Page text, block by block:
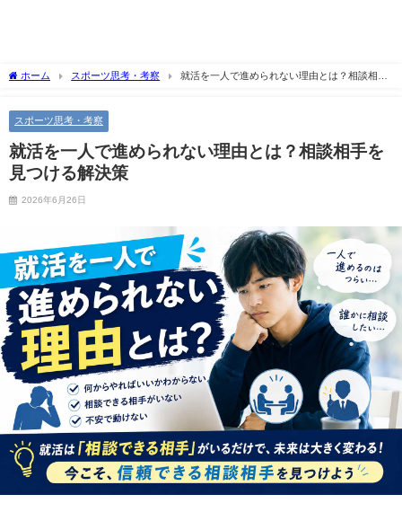
ホーム スポーツ思考・考察
就活を一人で進められない理由とは？相談相手
スポーツ思考・考察
就活を一人で進められない理由とは？相談相手を
見つける解決策
2026年6月26日